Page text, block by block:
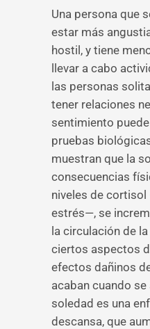
Una persona que
estar más
hostil, y tiene
llevar a cabo
las personas
tener relaciones
sentimiento
pruebas
muestran que la
consecuencias
niveles de cortisol
estrés—, se
la circulación de
ciertos aspectos
efectos dañinos
acaban cuando se
soledad es una
descansa, que